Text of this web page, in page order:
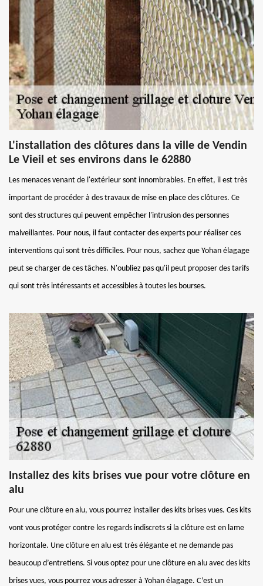
L'installation des clôtures dans la ville de Vendin
Le Vieil et ses environs dans le 62880
Les menaces venant de l'extérieur sont innombrables. En effet, il est très
important de procéder à des travaux de mise en place des clôtures. Ce
sont des structures qui peuvent empêcher l'intrusion des personnes
malveillantes. Pour nous, il faut contacter des experts pour réaliser ces
interventions qui sont très difficiles. Pour nous, sachez que Yohan élagage
peut se charger de ces tâches. N'oubliez pas qu'il peut proposer des tarifs
qui sont très intéressants et accessibles à toutes les bourses.
Installez des kits brises vue pour votre clôture en
alu
Pour une clôture en alu, vous pourrez installer des kits brises vues. Ces kits
vont vous protéger contre les regards indiscrets si la clôture est en lame
horizontale. Une clôture en alu est très élégante et ne demande pas
beaucoup d’entretiens. Si vous optez pour une clôture en alu avec des kits
brises vues, vous pourrez vous adresser à Yohan élagage. C’est un